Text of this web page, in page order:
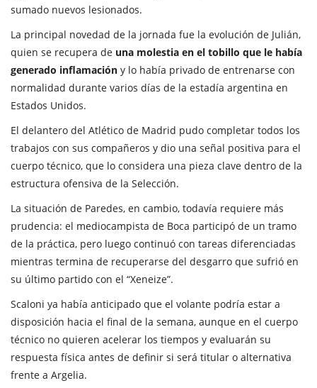
sumado nuevos lesionados.
La principal novedad de la jornada fue la evolución de Julián,
quien se recupera de una molestia en el tobillo que le había
generado inflamación y lo había privado de entrenarse con
normalidad durante varios días de la estadía argentina en
Estados Unidos.
El delantero del Atlético de Madrid pudo completar todos los
trabajos con sus compañeros y dio una señal positiva para el
cuerpo técnico, que lo considera una pieza clave dentro de la
estructura ofensiva de la Selección.
La situación de Paredes, en cambio, todavía requiere más
prudencia: el mediocampista de Boca participó de un tramo
de la práctica, pero luego continuó con tareas diferenciadas
mientras termina de recuperarse del desgarro que sufrió en
su último partido con el “Xeneize”.
Scaloni ya había anticipado que el volante podría estar a
disposición hacia el final de la semana, aunque en el cuerpo
técnico no quieren acelerar los tiempos y evaluarán su
respuesta física antes de definir si será titular o alternativa
frente a Argelia.